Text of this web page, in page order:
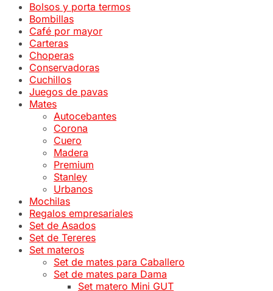
Bolsos y porta termos
Bombillas
Café por mayor
Carteras
Choperas
Conservadoras
Cuchillos
Juegos de pavas
Mates
Autocebantes
Corona
Cuero
Madera
Premium
Stanley
Urbanos
Mochilas
Regalos empresariales
Set de Asados
Set de Tereres
Set materos
Set de mates para Caballero
Set de mates para Dama
Set matero Mini GUT